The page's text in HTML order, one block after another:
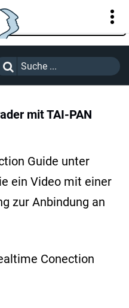
mit TAI-PAN
Guide unter
ein Video mit einer
zur Anbindung an
Conection